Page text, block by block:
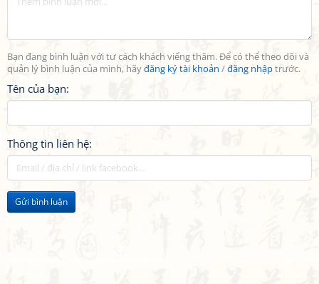
Bạn đang bình luận với tư cách khách viếng thăm. Để có thể theo dõi và
quản lý bình luận của mình, hãyđăng ký tài khoản /đăng nhậptrước.
Tên của bạn:
Thông tin liên hệ:
Gửi bình luận